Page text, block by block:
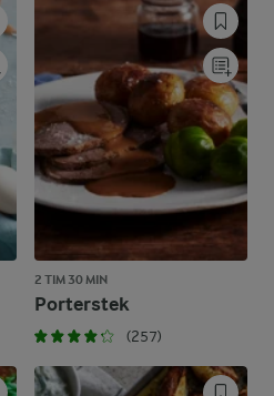
2 TIM 30 MIN
Porterstek
(257)